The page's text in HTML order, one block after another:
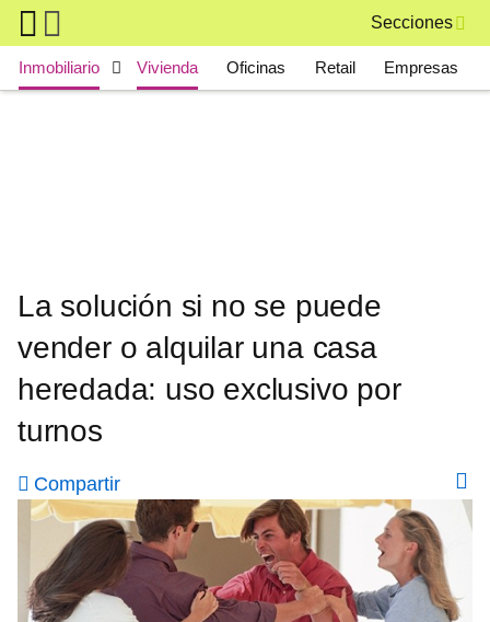
Skip to main content
Secciones
Main navigation
Inmobiliario Vivienda Oficinas Retail Empresas
La solución si no se puede
vender o alquilar una casa
heredada: uso exclusivo por
turnos
Compartir